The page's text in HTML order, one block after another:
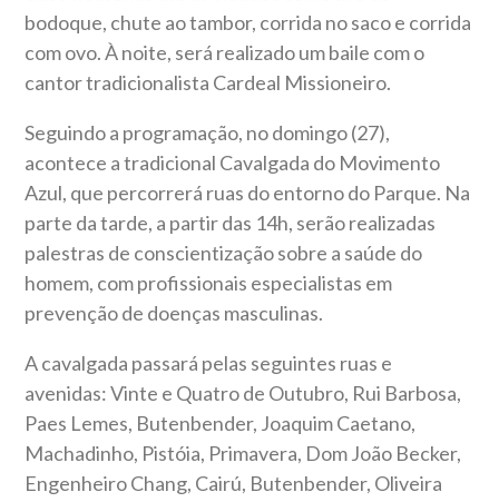
bodoque, chute ao tambor, corrida no saco e corrida
com ovo. À noite, será realizado um baile com o
cantor tradicionalista Cardeal Missioneiro.
Seguindo a programação, no domingo (27),
acontece a tradicional Cavalgada do Movimento
Azul, que percorrerá ruas do entorno do Parque. Na
parte da tarde, a partir das 14h, serão realizadas
palestras de conscientização sobre a saúde do
homem, com profissionais especialistas em
prevenção de doenças masculinas.
A cavalgada passará pelas seguintes ruas e
avenidas: Vinte e Quatro de Outubro, Rui Barbosa,
Paes Lemes, Butenbender, Joaquim Caetano,
Machadinho, Pistóia, Primavera, Dom João Becker,
Engenheiro Chang, Cairú, Butenbender, Oliveira